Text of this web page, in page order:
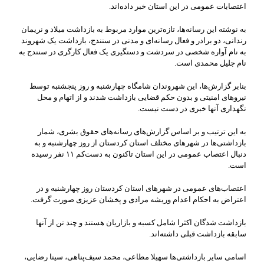
اعتصابات عمومی در این استان خبر داده‌اند.
به نوشته این رسانه‌ها، تازه‌ترین موارد مربوط به بازداشت میلاد و نریمان
رندانی، دو برادر و فعال رسانه‌ای و مدنی در سنندج، بازداشت یک شهروند
به نام آواره شخصی در سردشت و دستگیری یک فعال کارگری در سنندج به
نام جلیل محمدی است.
بنابر گزارش‌ها، این شهروندان شامگاه چهارشنبه و روز پنجشنبه توسط
نیروهای امنیتی و بدون حکم قضایی بازداشت شدند و از اتهام و محل
نگهداری آنها خبری در دست نیست.
به این ترتیب و بر اساس گزارش‌های رسانه‌های حقوق بشری، شمار
بازداشتی‌ها در شهرهای مختلف استان کردستان از روز چهارشنبه و به
دنبال اعتصاب عمومی در این استان تاکنون به دست‌کم ۱۱ نفر رسیده
است.
اعتصاب‌های عمومی در شهرهای استان کردستان روز چهارشنبه و در
اعتراض به احکام اعدام وریشه مرادی و پخشان عزیزی صورت گرفت.
بازداشت شدگان اکثرا شامل کسبه و بازاریان هستند و چند تن از آنها
سابقه بازداشت قبلی داشته‌اند.
اسامی سایر بازداشتی‌ها سهیلا مطاعی، محمد سیف‌پناهی، سینا رضایی،